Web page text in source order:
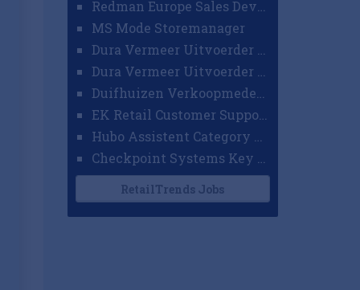
MS Mode Storemanager
EK Retail Customer Support Omnichannel
RetailTrends Jobs